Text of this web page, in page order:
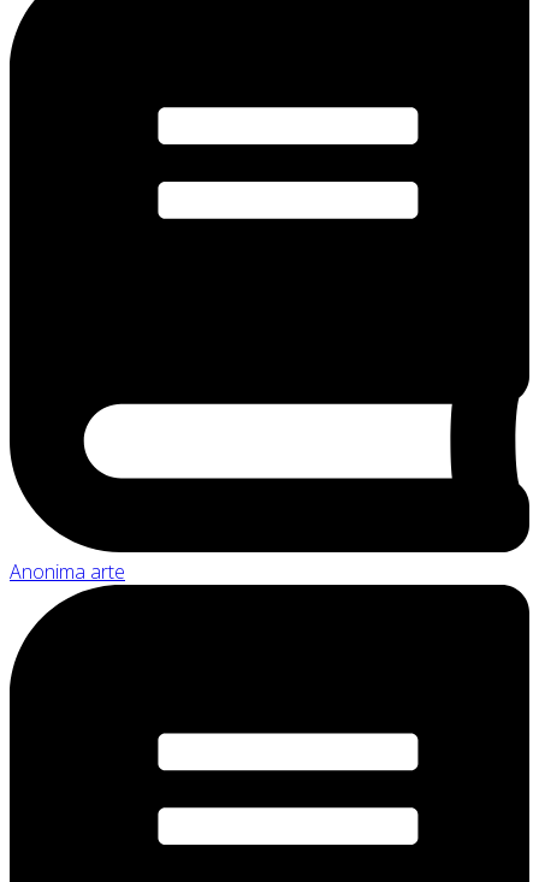
Anonima arte